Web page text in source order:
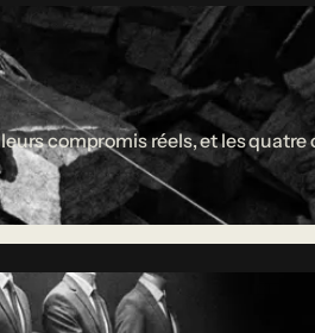
compromis réels, et les